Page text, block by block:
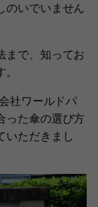
のいでいません
まで、知ってお
社ワールドパ
った傘の選び方
いただきまし